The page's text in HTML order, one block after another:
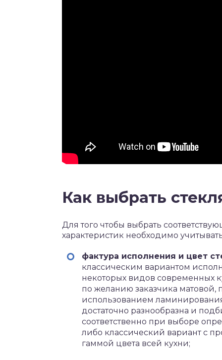
Как выбрать
Для того чтобы выбрать
характеристик необходимо
фактура исполнения и цвет
классическим вариантом
некоторых видов современных
по желанию заказчика
использованием
достаточно разнообразна и
соответственно при выборе
либо классический вариант с
гаммой цвета всей кухни;